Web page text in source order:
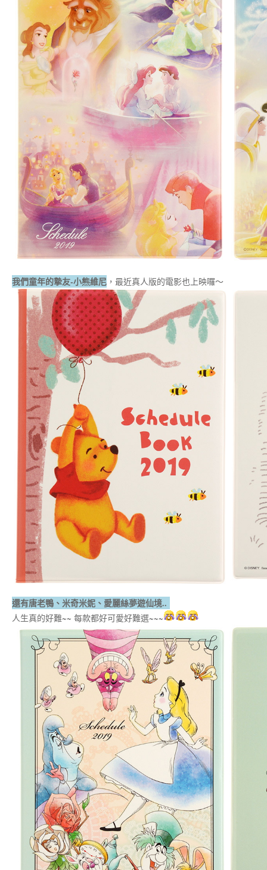
我們童年的摯友-小熊維尼 ，最近真人版的電影也上映囉～
還有唐老鴨、米奇米妮、愛麗絲夢遊仙境..
人生真的好難~~ 每款都好可愛好難選~~~